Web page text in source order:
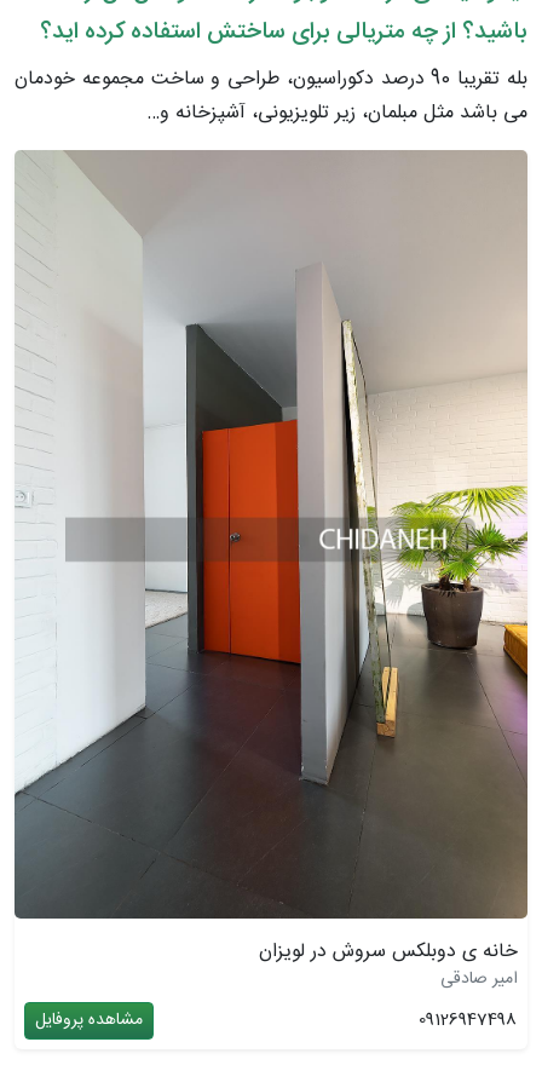
باشید؟ از چه متریالی برای ساختش استفاده کرده اید؟
بله تقریبا 90 درصد دکوراسیون، طراحی و ساخت مجموعه خودمان
می باشد مثل مبلمان، زیر تلویزیونی، آشپزخانه و…
خانه ی دوبلکس سروش در لویزان
امیر صادقی
09126947498
مشاهده پروفایل